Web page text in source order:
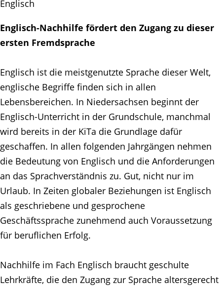
Englisch
Englisch-Nachhilfe fördert den Zugang zu dieser
ersten Fremdsprache
Englisch ist die meistgenutzte Sprache dieser Welt,
englische Begriffe finden sich in allen
Lebensbereichen. In Niedersachsen beginnt der
Englisch-Unterricht in der Grundschule, manchmal
wird bereits in der KiTa die Grundlage dafür
geschaffen. In allen folgenden Jahrgängen nehmen
die Bedeutung von Englisch und die Anforderungen
an das Sprachverständnis zu. Gut, nicht nur im
Urlaub. In Zeiten globaler Beziehungen ist Englisch
als geschriebene und gesprochene
Geschäftssprache zunehmend auch Voraussetzung
für beruflichen Erfolg.
Nachhilfe im Fach Englisch braucht geschulte
Lehrkräfte, die den Zugang zur Sprache altersgerecht